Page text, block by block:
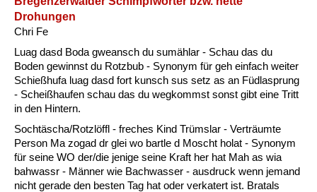
Drohungen
Chri Fe
Luag dasd Boda gweansch du sumählar - Schau das du
Boden gewinnst du Rotzbub - Synonym für geh einfach weiter
Schießhufa luag dasd fort kunsch sus setz as an Füdlasprung
- Scheißhaufen schau das du wegkommst sonst gibt eine Tritt
in den Hintern.
Sochtäscha/Rotzlöffl - freches Kind Trümslar - Verträumte
Person Ma zogad dr glei wo bartle d Moscht holat - Synonym
für seine WO der/die jenige seine Kraft her hat Mah as wia
bahwassr - Männer wie Bachwasser - ausdruck wenn jemand
nicht gerade den besten Tag hat oder verkatert ist. Bratals